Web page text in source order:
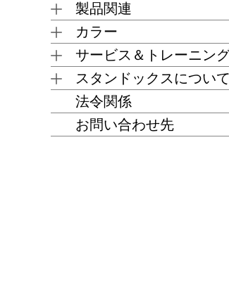
製品関連
カラー
サービス＆トレーニン
スタンドックスについて
法令関係
お問い合わせ先